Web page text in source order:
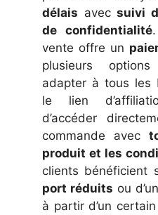
délais avec suivi
de confidentialité
vente offre un
plusieurs
adapter à tous les
le lien
d’accéder
commande avec
produit et les
clients bénéficient
port réduits ou
à partir d’un